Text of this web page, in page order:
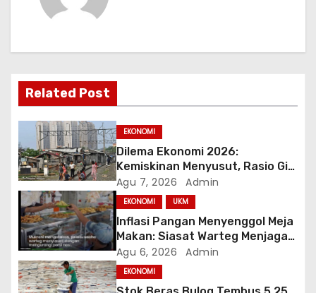
s
i
p
o
s
Related Post
EKONOMI
Dilema Ekonomi 2026:
Kemiskinan Menyusut, Rasio Gini
Mendorong Kesenjangan
Agu 7, 2026 Admin
EKONOMI UKM
Inflasi Pangan Menyenggol Meja
Makan: Siasat Warteg Menjaga
Harga Tetap Terjangkau
Agu 6, 2026 Admin
EKONOMI